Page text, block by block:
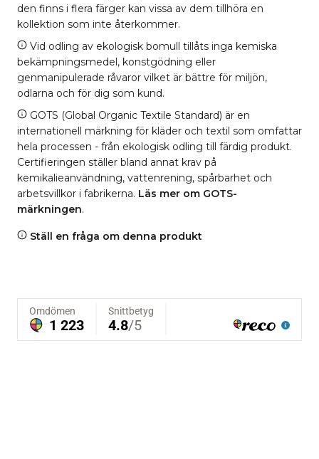
den finns i flera färger kan vissa av dem tillhöra en
kollektion som inte återkommer.
Vid odling av ekologisk bomull tillåts inga kemiska
bekämpningsmedel, konstgödning eller
genmanipulerade råvaror vilket är bättre för miljön,
odlarna och för dig som kund.
GOTS (Global Organic Textile Standard) är en
internationell märkning för kläder och textil som omfattar
hela processen - från ekologisk odling till färdig produkt.
Certifieringen ställer bland annat krav på
kemikalieanvändning, vattenrening, spårbarhet och
arbetsvillkor i fabrikerna. Läs mer om GOTS-
märkningen.
Ställ en fråga om denna produkt